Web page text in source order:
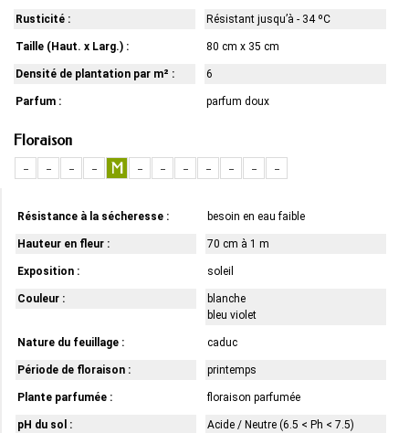
Rusticité : Résistant jusqu’à - 34 ºC
Taille (Haut. x Larg.) : 80 cm x 35 cm
Densité de plantation par m² : 6
Parfum : parfum doux
Floraison
-
- - - M - - - - - - -
Résistance à la sécheresse : besoin en eau faible
Hauteur en fleur : 70 cm à 1 m
Exposition : soleil
Couleur :
blanche
bleu violet
Nature du feuillage : caduc
Période de floraison : printemps
Plante parfumée : floraison parfumée
pH du sol : Acide / Neutre (6.5 < Ph < 7.5)